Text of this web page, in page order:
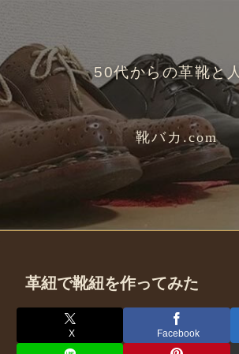
50代からの革靴と
靴バカ.com
革紐で靴紐を作ってみた
X Facebook